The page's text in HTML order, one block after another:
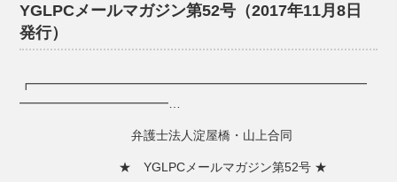
YGLPCメールマガジン第52号（2017年11月8日
発行）
┏━━━━━━━━━━━━━━━━━━━━━━━━━━━
━━━━━━━━━━━━…
弁護士法人淀屋橋・山上合同
★ YGLPCメールマガジン第52号 ★